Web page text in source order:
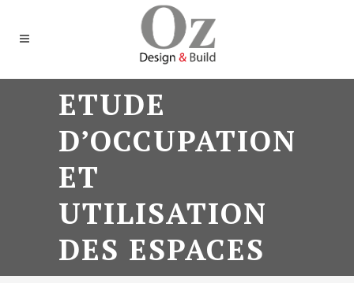
ETUDE
D’OCCUPATION
ET
UTILISATION
DES ESPACES